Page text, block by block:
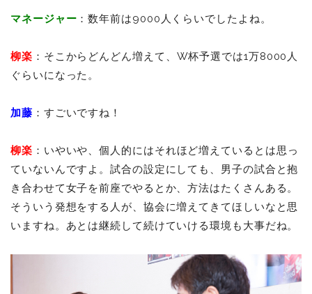
マネージャー ：数年前は9000人くらいでしたよね。
柳楽 ：そこからどんどん増えて、W杯予選では1万8000人
ぐらいになった。
加藤 ：すごいですね！
柳楽 ：いやいや、個人的にはそれほど増えているとは思っ
ていないんですよ。試合の設定にしても、男子の試合と抱
き合わせて女子を前座でやるとか、方法はたくさんある。
そういう発想をする人が、協会に増えてきてほしいなと思
いますね。あとは継続して続けていける環境も大事だね。